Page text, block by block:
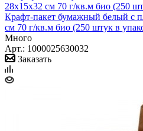
Крафт-пакет бумажный белый с
см 70 г/кв.м био (250 штук в
Много
Арт.: 1000025630032
Заказать